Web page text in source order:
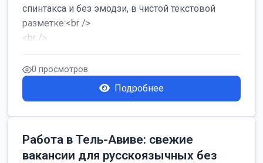
спинтакса и без эмодзи, в чистой текстовой
разметке:<br />
<br />
Работа в Нетании на мебельном производстве:
требу...
0 просмотров
Подробнее
Работа в Тель-Авиве: свежие
вакансии для русскоязычных без